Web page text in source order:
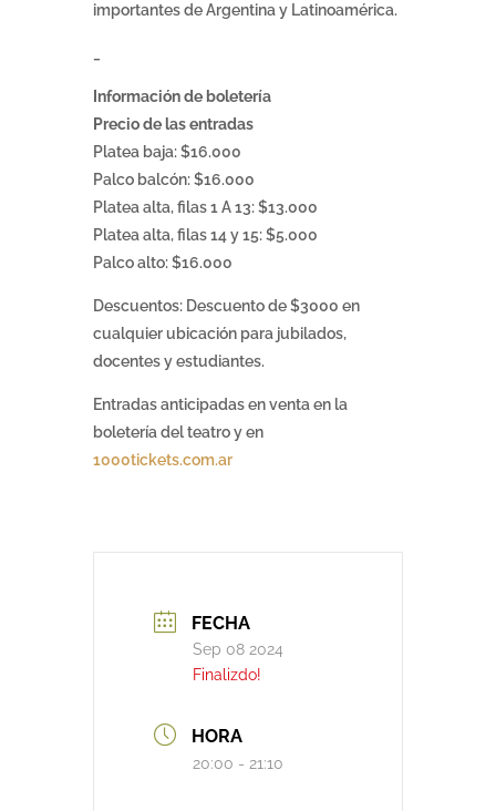
importantes de Argentina y Latinoamérica.
Información de boletería
Precio de las entradas
Platea baja: $16.000
Palco balcón: $16.000
Platea alta, filas 1 A 13: $13.000
Platea alta, filas 14 y 15: $5.000
Palco alto: $16.000
Descuentos: Descuento de $3000 en
cualquier ubicación para jubilados,
docentes y estudiantes.
Entradas anticipadas en venta en la
boletería del teatro y en
1000tickets.com.ar
FECHA
Sep 08 2024
Finalizdo!
HORA
20:00 - 21:10